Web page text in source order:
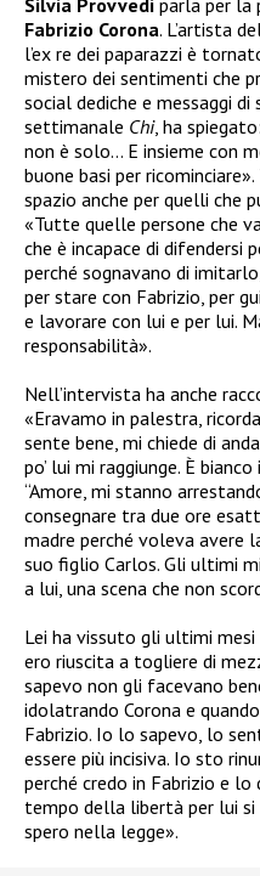
Fabrizio Corona. L’artista
l’ex re dei paparazzi è
mistero dei sentimenti che
social dediche e messaggi
settimanale Chi, ha
non è solo… E insieme con
buone basi per ricominciare».
spazio anche per quelli che
«Tutte quelle persone che
che è incapace di difendersi
perché sognavano di
per stare con Fabrizio, per
e lavorare con lui e per lui.
responsabilità».
Nell’intervista ha anche
«Eravamo in palestra,
sente bene, mi chiede di
po’ lui mi raggiunge. È
“Amore, mi stanno
consegnare tra due ore
madre perché voleva avere
suo figlio Carlos. Gli ultimi
a lui, una scena che non
Lei ha vissuto gli ultimi mesi
ero riuscita a togliere di
sapevo non gli facevano
idolatrando Corona e
Fabrizio. Io lo sapevo, lo
essere più incisiva. Io sto
perché credo in Fabrizio e lo
tempo della libertà per lui si
spero nella legge».